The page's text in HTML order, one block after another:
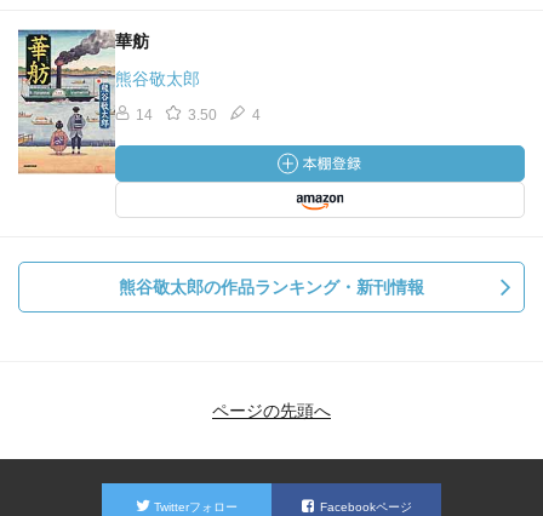
華舫
熊谷敬太郎
14 3.50 4
熊谷敬太郎の作品ランキング・新刊情報
ページの先頭へ
Twitterフォロー Facebookページ